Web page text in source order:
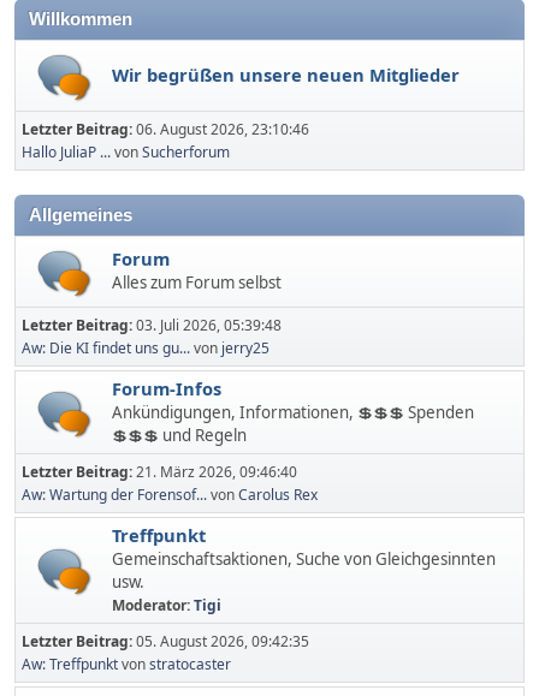
Willkommen
Wir begrüßen unsere neuen Mitglieder
Letzter Beitrag:06. August 2026, 23:10:46
Hallo JuliaP ...vonSucherforum
Allgemeines
Forum
Alles zum Forum selbst
Letzter Beitrag:03. Juli 2026, 05:39:48
Aw: Die KI findet uns gu...von jerry25
Forum-Infos
Ankündigungen, Informationen, 💲💲💲 Spenden
💲💲💲 und Regeln
Letzter Beitrag:21. März 2026, 09:46:40
Aw: Wartung der Forensof...vonCarolus Rex
Treffpunkt
Gemeinschaftsaktionen, Suche von Gleichgesinnten
usw.
Moderator:Tigi
Letzter Beitrag:05. August 2026, 09:42:35
Aw: Treffpunktvonstratocaster